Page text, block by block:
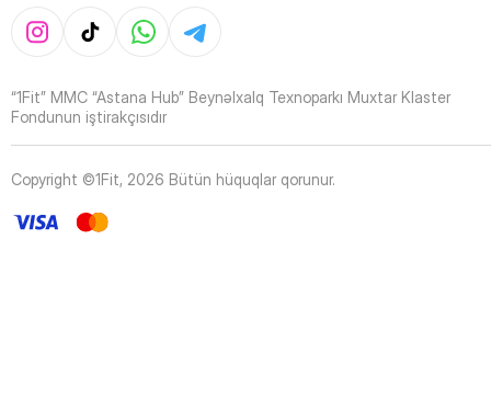
“1Fit” MMC “Astana Hub” Beynəlxalq Texnoparkı Muxtar Klaster
Fondunun iştirakçısıdır
Copyright ©1Fit, 2026 Bütün hüquqlar qorunur.